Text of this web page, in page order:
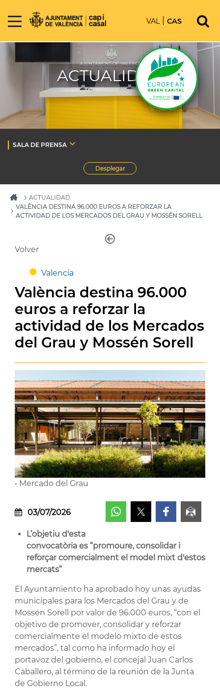
VAL CAS
ACTUALIDAD
SALA DE PRENSA
Desplegar
ACTUALIDAD
VALÈNCIA DESTINA 96.000 EUROS A REFORZAR LA
ACTIVIDAD DE LOS MERCADOS DEL GRAU Y MOSSÉN SORELL
Volver
Valencia
València destina 96.000
euros a reforzar la
actividad de los Mercados
del Grau y Mossén Sorell
• Mercado del Grau
03/07/2026
L’objetiu d'esta
convocatòria es “promoure, consolidar i
reforçar comercialment el model mixt d'estos
mercats”
El Ayuntamiento ha aprobado hoy unas ayudas
municipales para los Mercados del Grau y de
Mossén Sorell por valor de 96.000 euros, “con el
objetivo de promover, consolidar y reforzar
comercialmente el modelo mixto de estos
mercados”, tal como ha informado hoy el
portavoz del gobierno, el concejal Juan Carlos
Caballero, al término de la reunión de la Junta
de Gobierno Local.